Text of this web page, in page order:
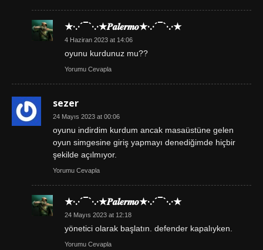
★·.·´¯`·.·★𝑷𝒂𝒍𝒆𝒓𝒎𝒐★·.·´¯`·.·★
4 Haziran 2023 at 14:06
oyunu kurdunuz mu??
Yorumu Cevapla
sezer
24 Mayıs 2023 at 00:06
oyunu indirdim kurdum ancak masaüstüne gelen
oyun simgesine giriş yapmayı denediğimde hiçbir
şekilde açılmıyor.
Yorumu Cevapla
★·.·´¯`·.·★𝑷𝒂𝒍𝒆𝒓𝒎𝒐★·.·´¯`·.·★
24 Mayıs 2023 at 12:18
yönetici olarak başlatın. defender kapalıyken.
Yorumu Cevapla